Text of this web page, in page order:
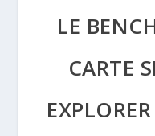
LE
CARTE